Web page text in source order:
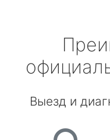
Выезд и